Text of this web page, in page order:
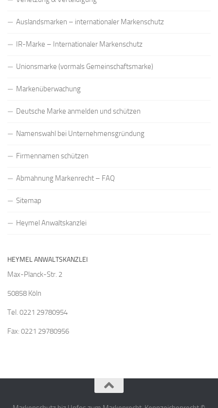
Auslandsmarken – internationaler Markenschutz
IR-Marke – Internationaler Markenschutz
Unionsmarke (vormals Gemeinschaftsmarke)
Markenüberwachung
Deutsche Marke anmelden und schützen
Namenswahl bei Unternehmensgründung
Firmennamen schützen
Abmahnung Markenrecht – FAQ
Sitemap
Heymel Anwaltskanzlei
HEYMEL ANWALTSKANZLEI
Max-Planck-Str. 2
50858 Köln
Tel. 0221 29780954
Fax: 0221 29780956